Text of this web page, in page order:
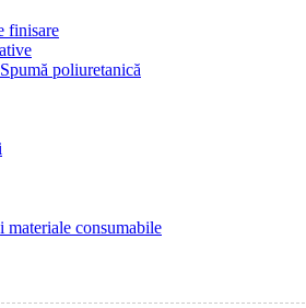
finisare
poliuretanică
materiale consumabile